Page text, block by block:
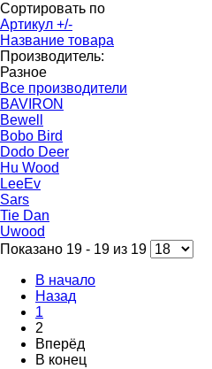
Сортировать по
Артикул +/-
Название товара
Производитель:
Разное
Все производители
BAVIRON
Bewell
Bobo Bird
Dodo Deer
Hu Wood
LeeEv
Sars
Tie Dan
Uwood
Показано 19 - 19 из 19
В начало
Назад
1
2
Вперёд
В конец